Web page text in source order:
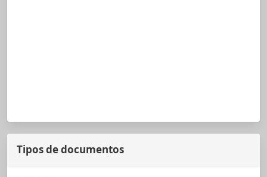
Tipos de documentos